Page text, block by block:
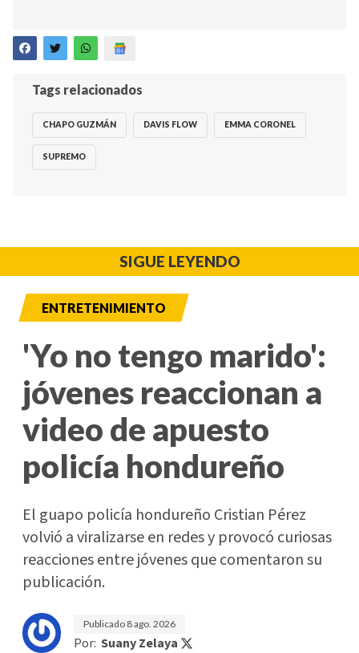
Tags relacionados
CHAPO GUZMÁN DAVIS FLOW EMMA CORONEL
SUPREMO
SIGUE LEYENDO
ENTRETENIMIENTO
'Yo no tengo marido':
jóvenes reaccionan a
video de apuesto
policía hondureño
El guapo policía hondureño Cristian Pérez
volvió a viralizarse en redes y provocó curiosas
reacciones entre jóvenes que comentaron su
publicación.
Publicado 8 ago. 2026
Por: Suany Zelaya